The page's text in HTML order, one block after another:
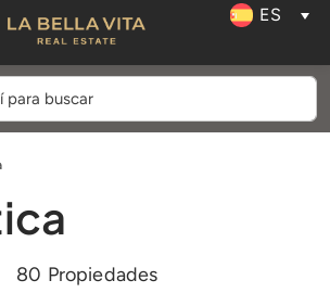
ES
80 Propiedades